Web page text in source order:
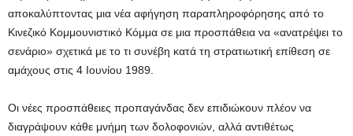
αποκαλύπτοντας μια νέα αφήγηση παραπληροφόρησης από το
Κινεζικό Κομμουνιστικό Κόμμα σε μια προσπάθεια να «ανατρέψει το
σενάριο» σχετικά με το τι συνέβη κατά τη στρατιωτική επίθεση σε
αμάχους στις 4 Ιουνίου 1989.
Οι νέες προσπάθειες προπαγάνδας δεν επιδιώκουν πλέον να
διαγράψουν κάθε μνήμη των δολοφονιών, αλλά αντιθέτως